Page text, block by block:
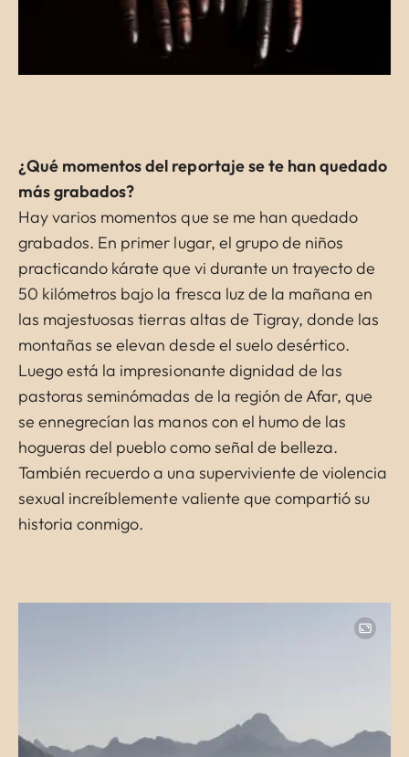
¿Qué momentos del reportaje se te han quedado
más grabados?
Hay varios momentos que se me han quedado
grabados. En primer lugar, el grupo de niños
practicando kárate que vi durante un trayecto de
50 kilómetros bajo la fresca luz de la mañana en
las majestuosas tierras altas de Tigray, donde las
montañas se elevan desde el suelo desértico.
Luego está la impresionante dignidad de las
pastoras seminómadas de la región de Afar, que
se ennegrecían las manos con el humo de las
hogueras del pueblo como señal de belleza.
También recuerdo a una superviviente de violencia
sexual increíblemente valiente que compartió su
historia conmigo.